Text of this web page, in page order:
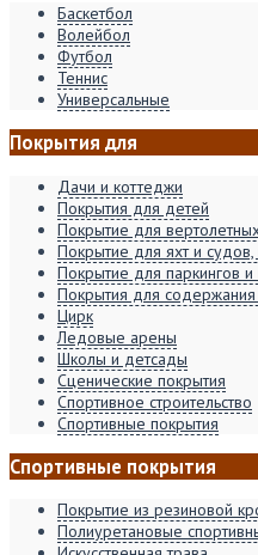
Баскетбол
Волейбол
Футбол
Теннис
Универсальные
Покрытия для
Дачи и коттеджи
Покрытия для детей
Покрытие для
Покрытие для яхт и
Покрытие для паркингов и
Покрытия для
Цирк
Ледовые арены
Школы и детсады
Сценические покрытия
Спортивное строительство
Спортивные покрытия
Спортивные покрытия
Покрытие из резиновой
Полиуретановые